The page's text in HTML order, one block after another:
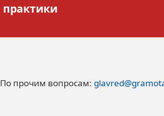
По прочим вопросам: